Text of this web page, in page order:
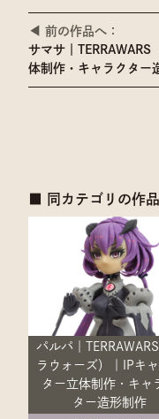
◀ 前の作品へ：
サマサ｜
体制作・キャラクター
■ 同カテゴリの作品
パルパ｜
ラウォーズ）｜IPキ
ター立体制作・キャ
ター造形制作